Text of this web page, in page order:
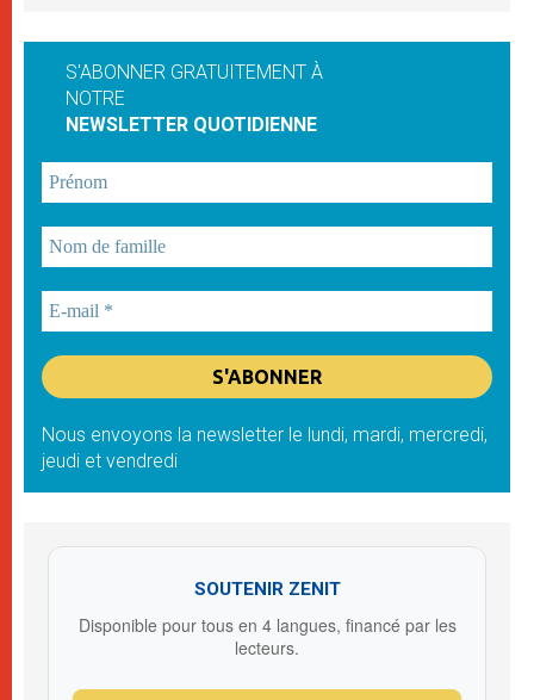
S'ABONNER GRATUITEMENT À
NOTRE
NEWSLETTER QUOTIDIENNE
Nous envoyons la newsletter le lundi, mardi, mercredi,
jeudi et vendredi
SOUTENIR ZENIT
Disponible pour tous en 4 langues, financé par les
lecteurs.